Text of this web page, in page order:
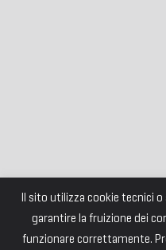
Il sito utilizza cookie tecnici
garantire la fruizione dei
funzionare correttamente.